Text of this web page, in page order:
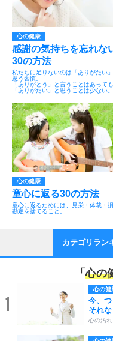
心の健康
感謝の気持ちを忘れな
30の方法
私たちに足りないのは「ありがたい
思う習慣。
「ありがとう」と言うことはあっても
「ありがたい」と思うことは少ない。
心の健康
童心に返る30の方法
童心に返るためには、見栄・体裁・
勘定を捨てること。
カテゴリラン
「心の
1
心の健
今、つ
それ
心の汚